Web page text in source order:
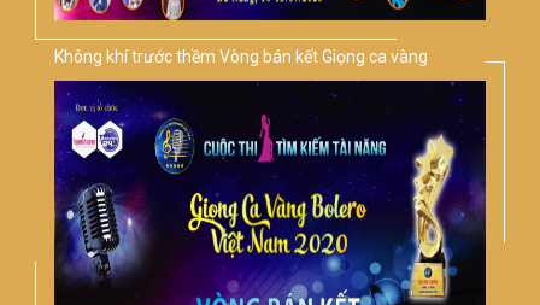
Không khí trước thềm Vòng bán kết Giọng ca vàng
Bolero Việt Nam 2020